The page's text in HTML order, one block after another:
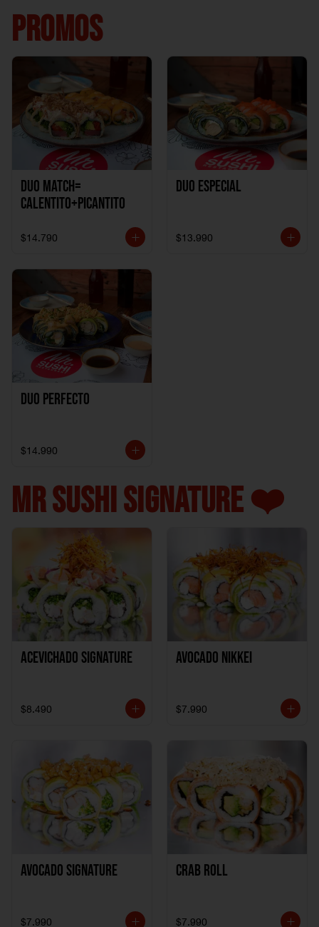
PROMOS
DUO MATCH=
CALENTITO+PICANTITO
$14.790
Duo especial
$13.990
Duo perfecto
$14.990
MR SUSHI SIGNATURE ❤️
ACEVICHADO SIGNATURE
$8.490
AVOCADO NIKKEI
$7.990
AVOCADO SIGNATURE
$7.990
CRAB ROLL
$7.990